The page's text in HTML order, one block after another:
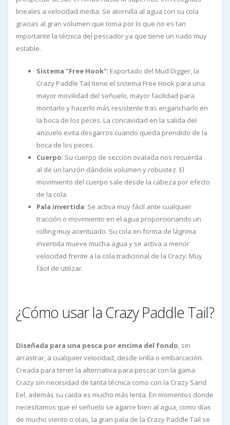
lineales a velocidad media. Se atornilla al agua con su cola
gracias al gran volumen que toma por lo que no es tan
importante la técnica del pescador ya que tiene un nado muy
estable.
Sistema "Free Hook": Exportado del Mud Digger, la
Crazy Paddle Tail tiene el sistema Free Hook para una
mayor movilidad del señuelo, mayor facilidad para
montarlo y hacerlo más resistente tras engancharlo en
la boca de los peces. La concavidad en la salida del
anzuelo evita desgarros cuando queda prendido de la
boca de los peces.
Cuerpo: Su cuerpo de sección ovalada nos recuerda
al de un lanzón dándole volumen y robustez. El
movimiento del cuerpo sale desde la cabeza por efecto
de la cola.
Pala invertida: Se activa muy fácil ante cualquier
tracción o movimiento en el agua proporcionando un
rolling muy acentuado. Su cola en forma de lágrima
invertida mueve mucha agua y se activa a menor
velocidad frente a la cola tradicional de la Crazy. Muy
fácil de utilizar.
¿Cómo usar la Crazy Paddle Tail?
Diseñada para una pesca por encima del fondo, sin
arrastrar, a cualquier velocidad, desde orilla o embarcación.
Creada para tener la alternativa para pescar con la gama
Crazy sin necesidad de tanta técnica como con la Crazy Sand
Eel, además su caida es mucho más lenta. En momentos donde
necesitamos que el señuelo se agarre bien al agua, como días
de mucho viento o olas, la gran pala de la Crazy Paddle Tail se